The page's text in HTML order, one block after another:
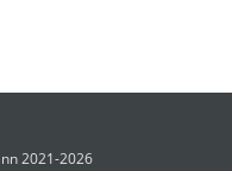
2021-2026